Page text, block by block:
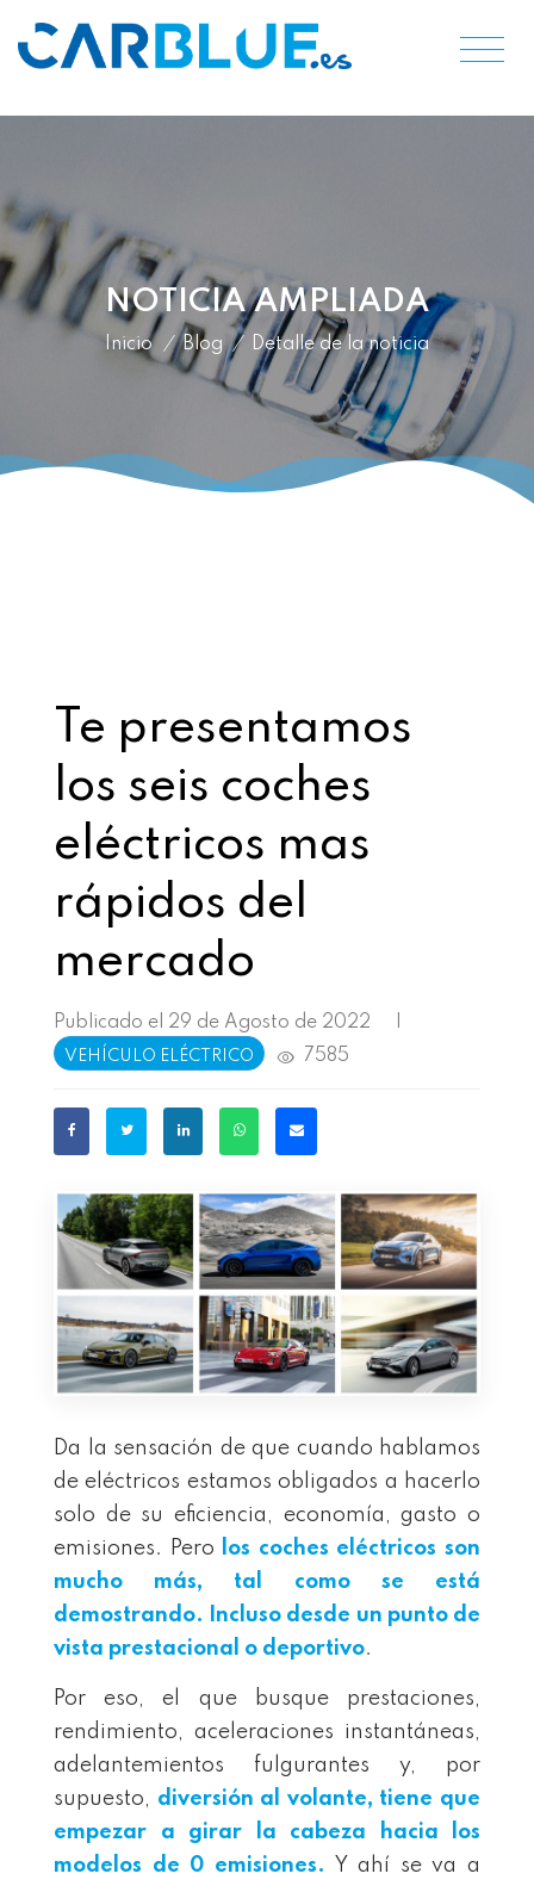
NOTICIA AMPLIADA
Inicio / Blog / Detalle de la noticia
Te presentamos
los seis coches
eléctricos mas
rápidos del
mercado
Publicado el 29 de Agosto de 2022 |
VEHÍCULO ELÉCTRICO 7585
Da la sensación de que cuando hablamos
de eléctricos estamos obligados a hacerlo
solo de su eficiencia, economía, gasto o
emisiones. Pero
los coches eléctricos son
mucho más, tal como se está
demostrando. Incluso desde un punto de
vista prestacional o deportivo.
Por eso, el que busque prestaciones,
rendimiento, aceleraciones instantáneas,
adelantemientos fulgurantes y, por
supuesto, diversión al volante, tiene que
empezar a girar la cabeza hacia los
modelos de 0 emisiones.
Y ahí se va a